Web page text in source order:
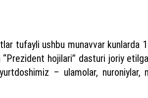
tufayli ushbu munavvar kunlarda
hojilari” dasturi joriy
– ulamolar, nuroniylar,